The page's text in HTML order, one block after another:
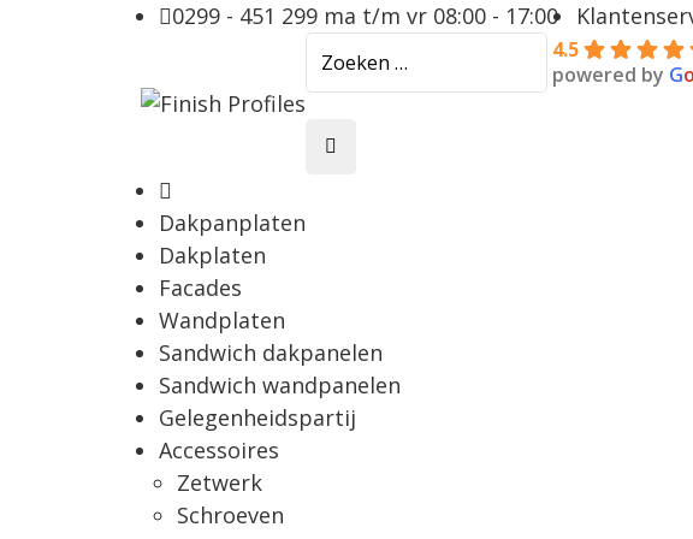
0299 - 451 299 ma t/m vr 08:00 - 17:00
4.5
powered by Go
Dakpanplaten
Dakplaten
Facades
Wandplaten
Sandwich dakpanelen
Sandwich wandpanelen
Gelegenheidspartij
Accessoires
Zetwerk
Schroeven